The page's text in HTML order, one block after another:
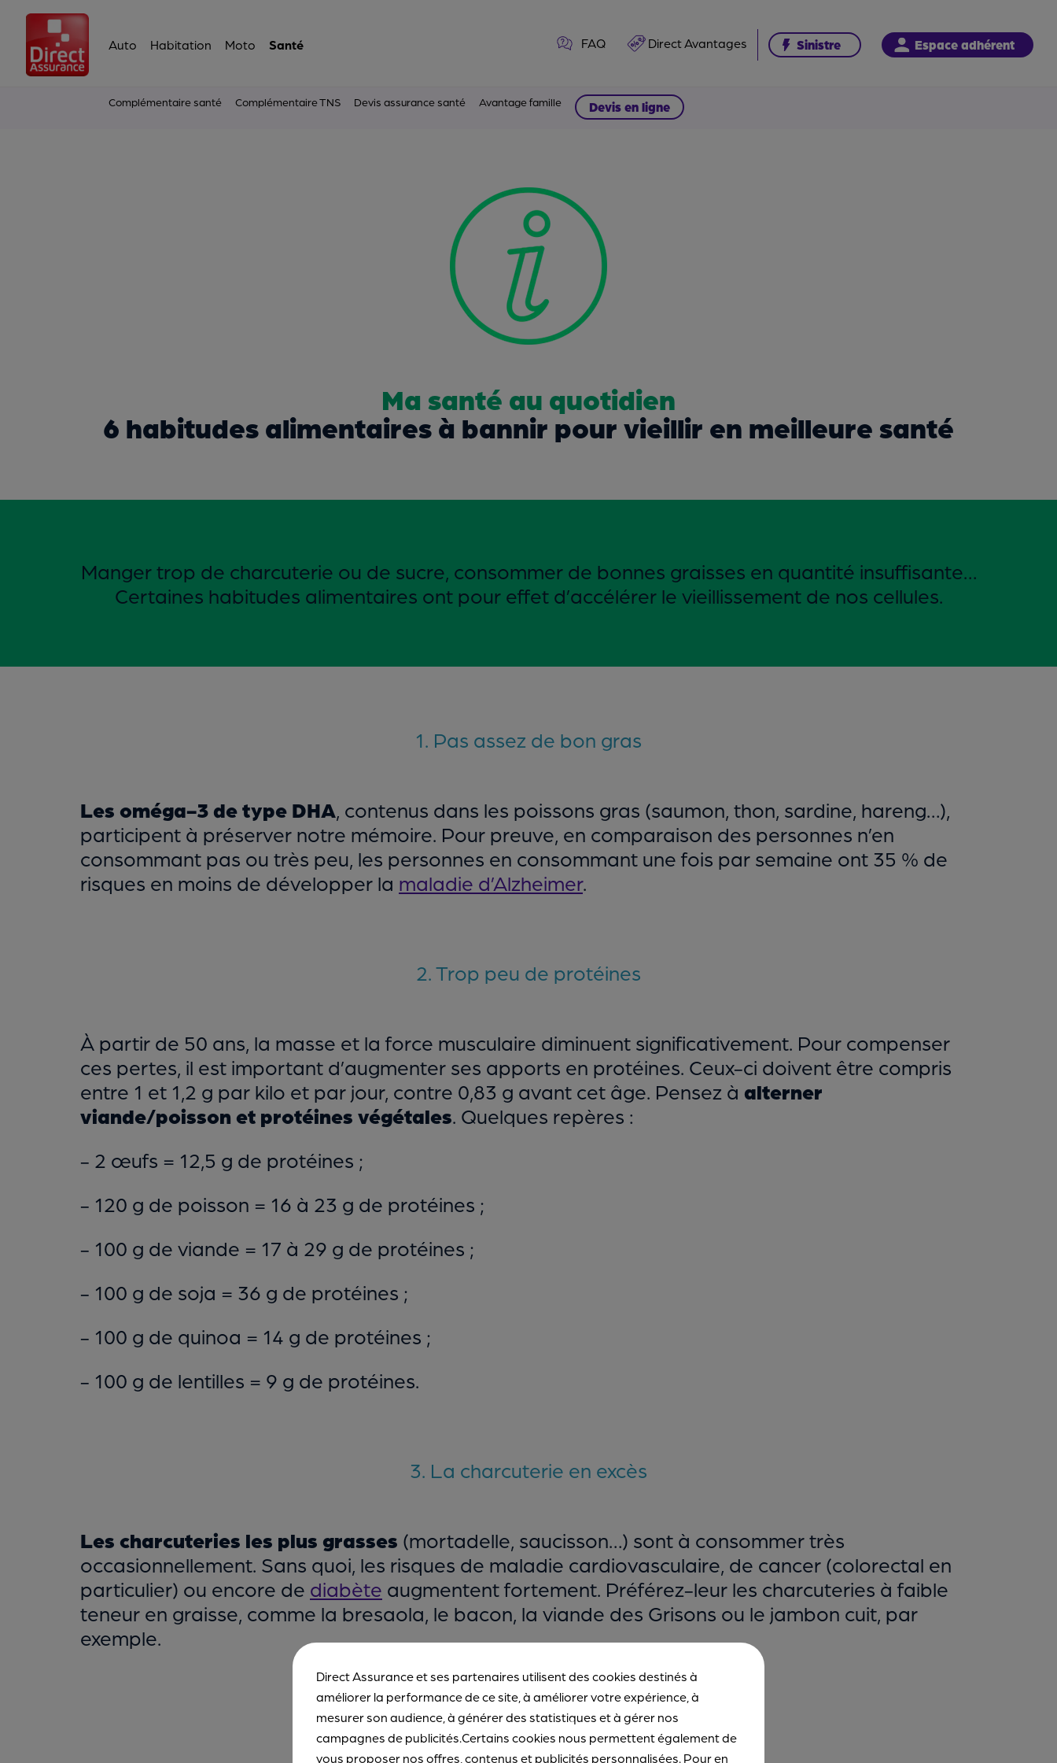
Auto Habitation Moto Santé
Complémentaire santé Complémentaire TNS Devis assurance santé Avantage famille Devis en ligne
FAQ Direct Avantages Sinistre Espace adhérent
Ma santé au quotidien
6 habitudes alimentaires à bannir pour vieillir en meilleure santé
Manger trop de charcuterie ou de sucre, consommer de bonnes graisses en quantité insuffisante…
Certaines habitudes alimentaires ont pour effet d’accélérer le vieillissement de nos cellules.
1. Pas assez de bon gras
Les oméga-3 de type DHA , contenus dans les poissons gras (saumon, thon, sardine, hareng…),
participent à préserver notre mémoire. Pour preuve, en comparaison des personnes n’en
consommant pas ou très peu, les personnes en consommant une fois par semaine ont 35 % de
risques en moins de développer la maladie d’Alzheimer.
2. Trop peu de protéines
À partir de 50 ans, la masse et la force musculaire diminuent significativement. Pour compenser
ces pertes, il est important d’augmenter ses apports en protéines. Ceux-ci doivent être compris
entre 1 et 1,2 g par kilo et par jour, contre 0,83 g avant cet âge. Pensez à alterner
viande/poisson et protéines végétales. Quelques repères :
- 2 œufs = 12,5 g de protéines ;
- 120 g de poisson = 16 à 23 g de protéines ;
- 100 g de viande = 17 à 29 g de protéines ;
- 100 g de soja = 36 g de protéines ;
- 100 g de quinoa = 14 g de protéines ;
- 100 g de lentilles = 9 g de protéines.
3. La charcuterie en excès
Les charcuteries les plus grasses (mortadelle, saucisson…) sont à consommer très
occasionnellement. Sans quoi, les risques de maladie cardiovasculaire, de cancer (colorectal en
particulier) ou encore de diabète augmentent fortement. Préférez-leur les charcuteries à faible
teneur en graisse, comme la bresaola, le bacon, la viande des Grisons ou le jambon cuit, par
exemple.
4. Trop d’alcool
Direct Assurance et ses partenaires utilisent des cookies destinés à
améliorer la performance de ce site, à améliorer votre expérience, à
mesurer son audience, à générer des statistiques et à gérer nos
campagnes de publicités.Certains cookies nous permettent également de
vous proposer nos offres, contenus et publicités personnalisées. Pour en